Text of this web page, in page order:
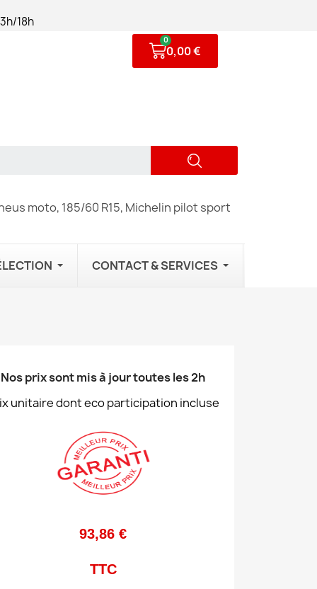
18h
0,00 €
moto, 185/60 R15, Michelin pilot sport
CONTACT & SERVICES
Nos prix sont mis à jour toutes les 2h
unitaire dont eco participation incluse
93,86 €
TTC